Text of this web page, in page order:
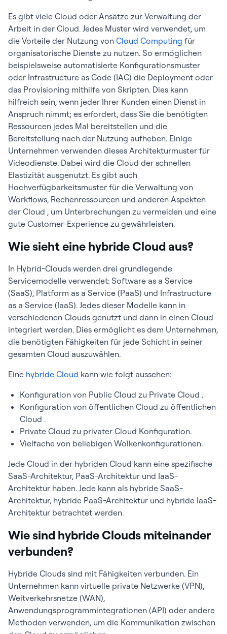
Es gibt viele Cloud oder Ansätze zur Verwaltung der
Arbeit in der Cloud. Jedes Muster wird verwendet, um
die Vorteile der Nutzung von Cloud Computing für
organisatorische Dienste zu nutzen. So ermöglichen
beispielsweise automatisierte Konfigurationsmuster
oder Infrastructure as Code (IAC) die Deployment oder
das Provisioning mithilfe von Skripten. Dies kann
hilfreich sein, wenn jeder Ihrer Kunden einen Dienst in
Anspruch nimmt; es erfordert, dass Sie die benötigten
Ressourcen jedes Mal bereitstellen und die
Bereitstellung nach der Nutzung aufheben. Einige
Unternehmen verwenden dieses Architekturmuster für
Videodienste. Dabei wird die Cloud der schnellen
Elastizität ausgenutzt. Es gibt auch
Hochverfügbarkeitsmuster für die Verwaltung von
Workflows, Rechenressourcen und anderen Aspekten
der Cloud , um Unterbrechungen zu vermeiden und eine
gute Customer-Experience zu gewährleisten.
Wie sieht eine hybride Cloud aus?
In Hybrid-Clouds werden drei grundlegende
Servicemodelle verwendet: Software as a Service
(SaaS), Platform as a Service (PaaS) und Infrastructure
as a Service (IaaS). Jedes dieser Modelle kann in
verschiedenen Clouds genutzt und dann in einen Cloud
integriert werden. Dies ermöglicht es dem Unternehmen,
die benötigten Fähigkeiten für jede Schicht in seiner
gesamten Cloud auszuwählen.
Eine hybride Cloud kann wie folgt aussehen:
Konfiguration von Public Cloud zu Private Cloud .
Konfiguration von öffentlichen Cloud zu öffentlichen
Cloud .
Private Cloud zu privater Cloud Konfiguration.
Vielfache von beliebigen Wolkenkonfigurationen.
Jede Cloud in der hybriden Cloud kann eine spezifische
SaaS-Architektur, PaaS-Architektur und IaaS-
Architektur haben. Jede kann als hybride SaaS-
Architektur, hybride PaaS-Architektur und hybride IaaS-
Architektur betrachtet werden.
Wie sind hybride Clouds miteinander
verbunden?
Hybride Clouds sind mit Fähigkeiten verbunden. Ein
Unternehmen kann virtuelle private Netzwerke (VPN),
Weitverkehrsnetze (WAN),
Anwendungsprogrammintegrationen (API) oder andere
Methoden verwenden, um die Kommunikation zwischen